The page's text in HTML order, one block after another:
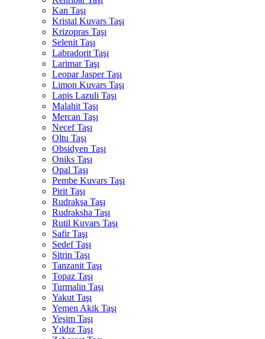
Kan Taşı
Kristal Kuvars Taşı
Krizopras Taşı
Selenit Taşı
Labradorit Taşı
Larimar Taşı
Leopar Jasper Taşı
Limon Kuvars Taşı
Lapis Lazuli Taşı
Malahit Taşı
Mercan Taşı
Necef Taşı
Oltu Taşı
Obsidyen Taşı
Oniks Taşı
Opal Taşı
Pembe Kuvars Taşı
Pirit Taşı
Rudrakşa Taşı
Rudraksha Taşı
Rutil Kuvars Taşı
Safir Taşı
Sedef Taşı
Sitrin Taşı
Tanzanit Taşı
Topaz Taşı
Turmalin Taşı
Yakut Taşı
Yemen Akik Taşı
Yeşim Taşı
Yıldız Taşı